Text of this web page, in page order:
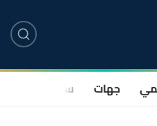
جهات سياسة